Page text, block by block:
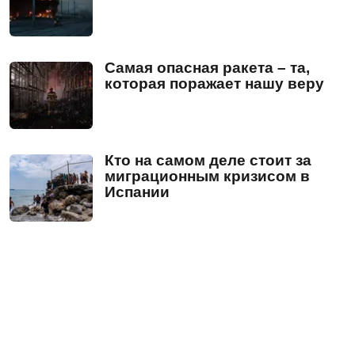
Самая опасная ракета – та,
которая поражает нашу веру
Кто на самом деле стоит за
миграционным кризисом в
Испании